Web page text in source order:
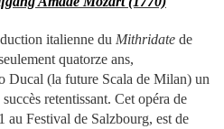
italienne du Mithridate de
quatorze ans,
Ducal (la future Scala de Milan) un
retentissant. Cet opéra de
au Festival de Salzbourg, est de